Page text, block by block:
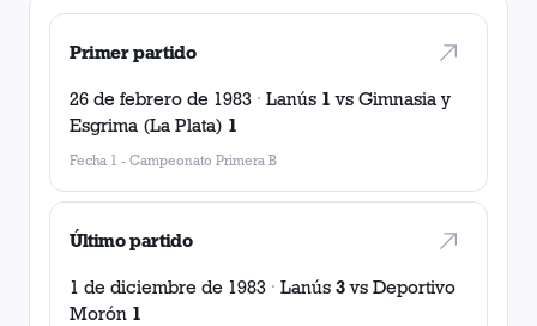
Primer partido
26 de febrero de 1983 · Lanús 1 vs Gimnasia y
Esgrima (La Plata) 1
Fecha 1 - Campeonato Primera B
Último partido
1 de diciembre de 1983 · Lanús 3vs Deportivo
Morón 1